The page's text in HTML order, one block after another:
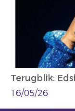
Terugblik:
16/05/26